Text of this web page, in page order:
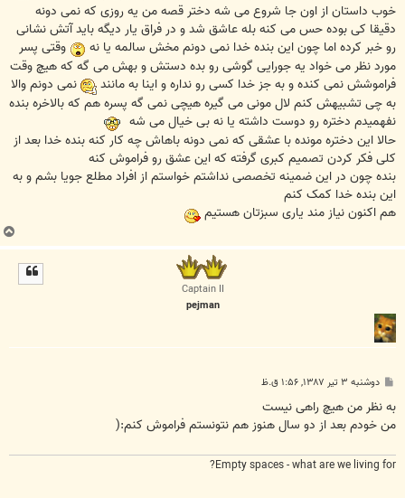
خوب داستان از اون جا شروع می شه دختر قصه من یه روزی که نمی دونه
دقیقا کی بوده حس می کنه بله عاشق شد و در فراق یار دیگه باید آتش نشانی
رو خبر کرده اما چون این بنده خدا نمی دونم مخش سالمه یا نه
وقتی پسر
مورد نظر می خواد یه جورایی گوشی رو بده دستش و بهش می گه که هیچ وقت
فراموشش نمی کنده و به جز خدا کسی رو نداره و اینا به مانند
نمی دونم والا
به چی تشبیهش کنم لال مونی می گیره هیچی نمی گه پسره هم که بالاخره بنده
نفهمیدم دختره رو دوست داشته یا نه بی خیال می شه
حالا این دختره مونده با عشقی که نمی دونه باهاش چه کار کنه بنده خدا بعد از
کلی فکر کردن تصمیم کبری گرفته که این عشق رو فراموش کنه
بنده چون در این ضمینه تخصصی نداشتم خواستم از افراد مطلع جویا بشم و به
این بنده خدا کمک کنم
هم اکنون نیاز مند یاری سبزتان هستیم
ب
ا
Captain II
pejman
پ
ت
دوشنبه ۳ تیر ۱۳۸۷, ۱:۵۶ ق.ظ
به نظر من هیچ راهی نیست
من خودم بعد از دو سال هنوز هم نتونستم فراموش کنم:(
Empty spaces - what are we living for?